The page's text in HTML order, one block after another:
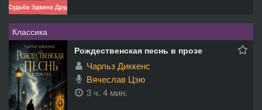
Классика
Рождественская песнь в прозе
Чарльз Диккенс
Вячеслав Цзю
3 ч. 4 мин.